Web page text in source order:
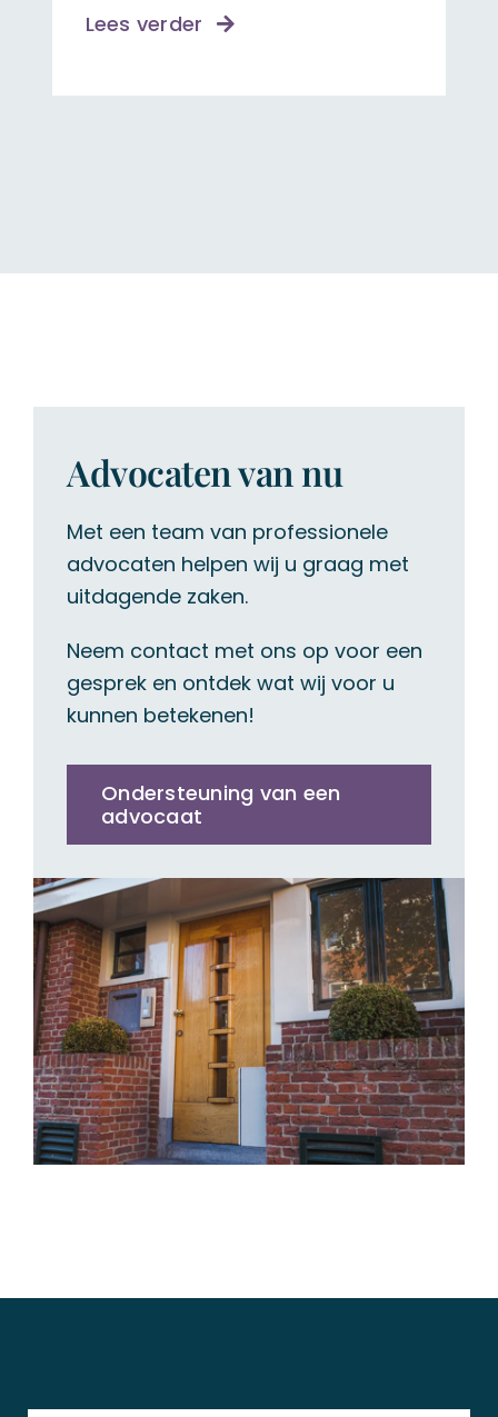
Lees verder
Advocaten van nu
Met een team van professionele
advocaten helpen wij u graag met
uitdagende zaken.
Neem contact met ons op voor een
gesprek en ontdek wat wij voor u
kunnen betekenen!
Ondersteuning van een
advocaat